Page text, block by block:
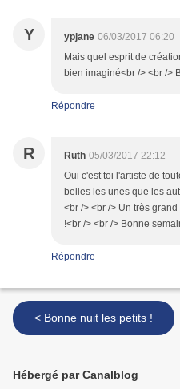
Y ypjane 06/03/2017 06:20
Mais quel esprit de
bien imaginé<br /> <br />
Répondre
R Ruth 05/03/2017 22:12
Oui c'est toi l'artiste de
belles les unes que les
<br /> <br /> Un très
!<br /> <br /> Bonne
Répondre
< Bonne nuit les petits !
Hébergé par Canalblog